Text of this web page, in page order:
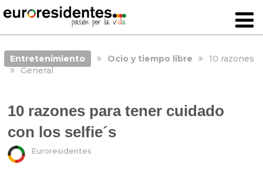
Entretenimiento Ocio y tiempo libre
10 razones
General
10 razones para tener cuidado
con los selfie´s
Euroresidentes